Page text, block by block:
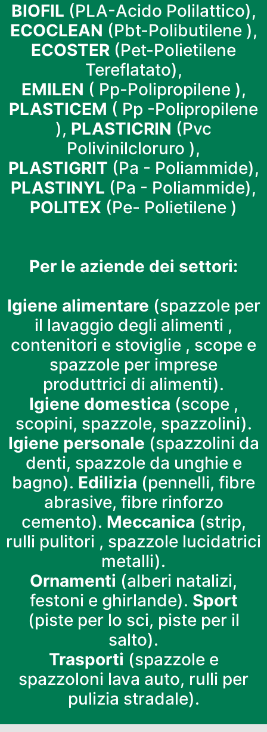
BIOFIL (PLA-Acido Polilattico),
ECOCLEAN (Pbt-Polibutilene ),
ECOSTER (Pet-Polietilene
Tereflatato),
EMILEN ( Pp-Polipropilene ),
PLASTICEM ( Pp -Polipropilene
), PLASTICRIN (Pvc
Polivinilcloruro ),
PLASTIGRIT (Pa - Poliammide),
PLASTINYL (Pa - Poliammide),
POLITEX (Pe- Polietilene )
Per le aziende dei settori:
Igiene alimentare (spazzole per
il lavaggio degli alimenti ,
contenitori e stoviglie , scope e
spazzole per imprese
produttrici di alimenti).
Igiene domestica (scope ,
scopini, spazzole, spazzolini).
Igiene personale (spazzolini da
denti, spazzole da unghie e
bagno). Edilizia (pennelli, fibre
abrasive, fibre rinforzo
cemento). Meccanica (strip,
rulli pulitori , spazzole lucidatrici
metalli).
Ornamenti (alberi natalizi,
festoni e ghirlande). Sport
(piste per lo sci, piste per il
salto).
Trasporti (spazzole e
spazzoloni lava auto, rulli per
pulizia stradale).